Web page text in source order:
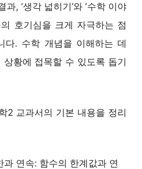
, ‘생각 넓히기’와 ‘수학 이야
의 호기심을 크게 자극하는 점
다. 수학 개념을 이해하는 데
상황에 접목할 수 있도록 돕기
2 교과서의 기본 내용을 정리
과 연속: 함수의 한계값과 연